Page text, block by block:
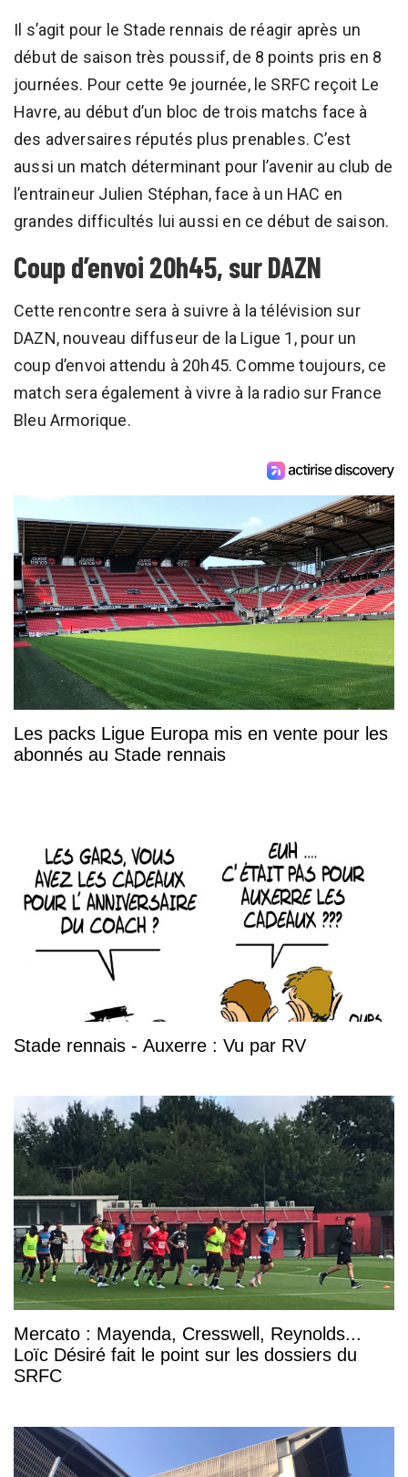
Il s’agit pour le Stade rennais de réagir après un
début de saison très poussif, de 8 points pris en 8
journées. Pour cette 9e journée, le SRFC reçoit Le
Havre, au début d’un bloc de trois matchs face à
des adversaires réputés plus prenables. C’est
aussi un match déterminant pour l’avenir au club de
l’entraineur Julien Stéphan, face à un HAC en
grandes difficultés lui aussi en ce début de saison.
Coup d’envoi 20h45, sur DAZN
Cette rencontre sera à suivre à la télévision sur
DAZN, nouveau diffuseur de la Ligue 1, pour un
coup d’envoi attendu à 20h45. Comme toujours, ce
match sera également à vivre à la radio sur France
Bleu Armorique.
Les packs Ligue Europa mis en vente pour les
abonnés au Stade rennais
Stade rennais - Auxerre : Vu par RV
Mercato : Mayenda, Cresswell, Reynolds...
Loïc Désiré fait le point sur les dossiers du
SRFC